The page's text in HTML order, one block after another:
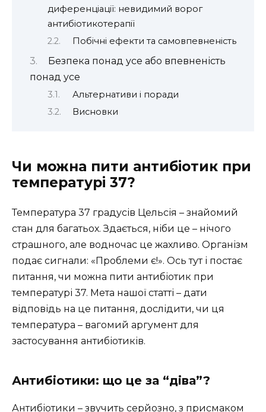
диференціації: невидимий ворог
антибіотикотерапії
Побічні ефекти та самовпевненість
Безпека понад усе або впевненість
понад усе
Альтернативи і поради
Висновки
Чи можна пити антибіотик при
температурі 37?
Температура 37 градусів Цельсія – знайомий
стан для багатьох. Здається, ніби це – нічого
страшного, але водночас це жахливо. Організм
подає сигнали: «Проблеми є!». Ось тут і постає
питання, чи можна пити антибіотик при
температурі 37. Мета нашої статті – дати
відповідь на це питання, дослідити, чи ця
температура – вагомий аргумент для
застосування антибіотиків.
Антибіотики: що це за “діва”?
Антибіотики – звучить серйозно, з присмаком